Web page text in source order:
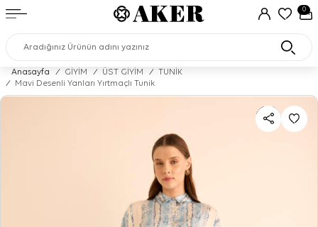
0
Anasayfa / GİYİM / ÜST GİYİM /
TUNİK
/
Mavi Desenli Yanları Yırtmaçlı Tunik